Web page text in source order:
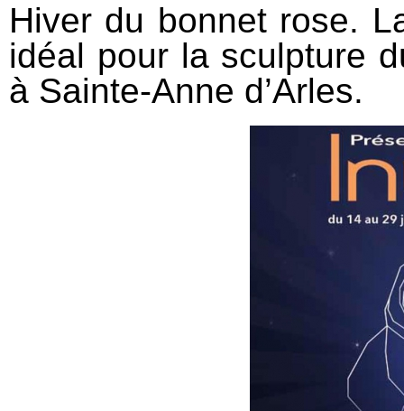
Hiver du bonnet rose.
idéal pour la sculpture
à Sainte-Anne d’Arles.